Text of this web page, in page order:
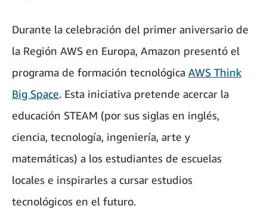
Durante la celebración del primer aniversario de
la Región AWS en Europa, Amazon presentó el
programa de formación tecnológica AWS Think
Big Space. Esta iniciativa pretende acercar la
educación STEAM (por sus siglas en inglés,
ciencia, tecnología, ingeniería, arte y
matemáticas) a los estudiantes de escuelas
locales e inspirarles a cursar estudios
tecnológicos en el futuro.